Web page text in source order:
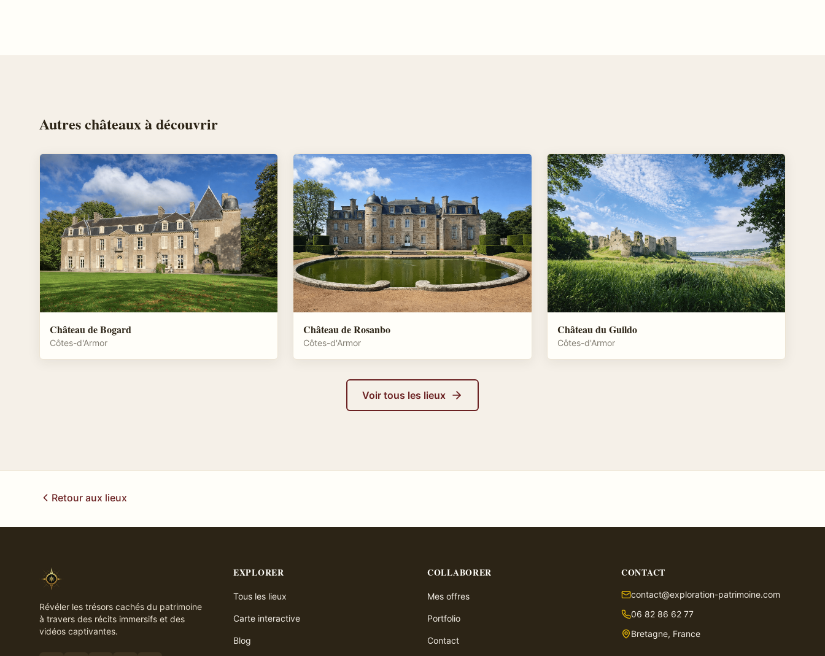
Autreschâteauxà découvrir
Château de Bogard
Côtes-d'Armor
Château de Rosanbo
Côtes-d'Armor
Château du Guildo
Côtes-d'Armor
Voir tous les lieux
Retour aux lieux
Révéler les trésors cachés du patrimoine
à travers des récits immersifs et des
vidéos captivantes.
EXPLORER
Tous les lieux
Carte interactive
Blog
COLLABORER
Mes offres
Portfolio
Contact
CONTACT
contact@exploration-patrimoine.com
06 82 86 62 77
Bretagne, France